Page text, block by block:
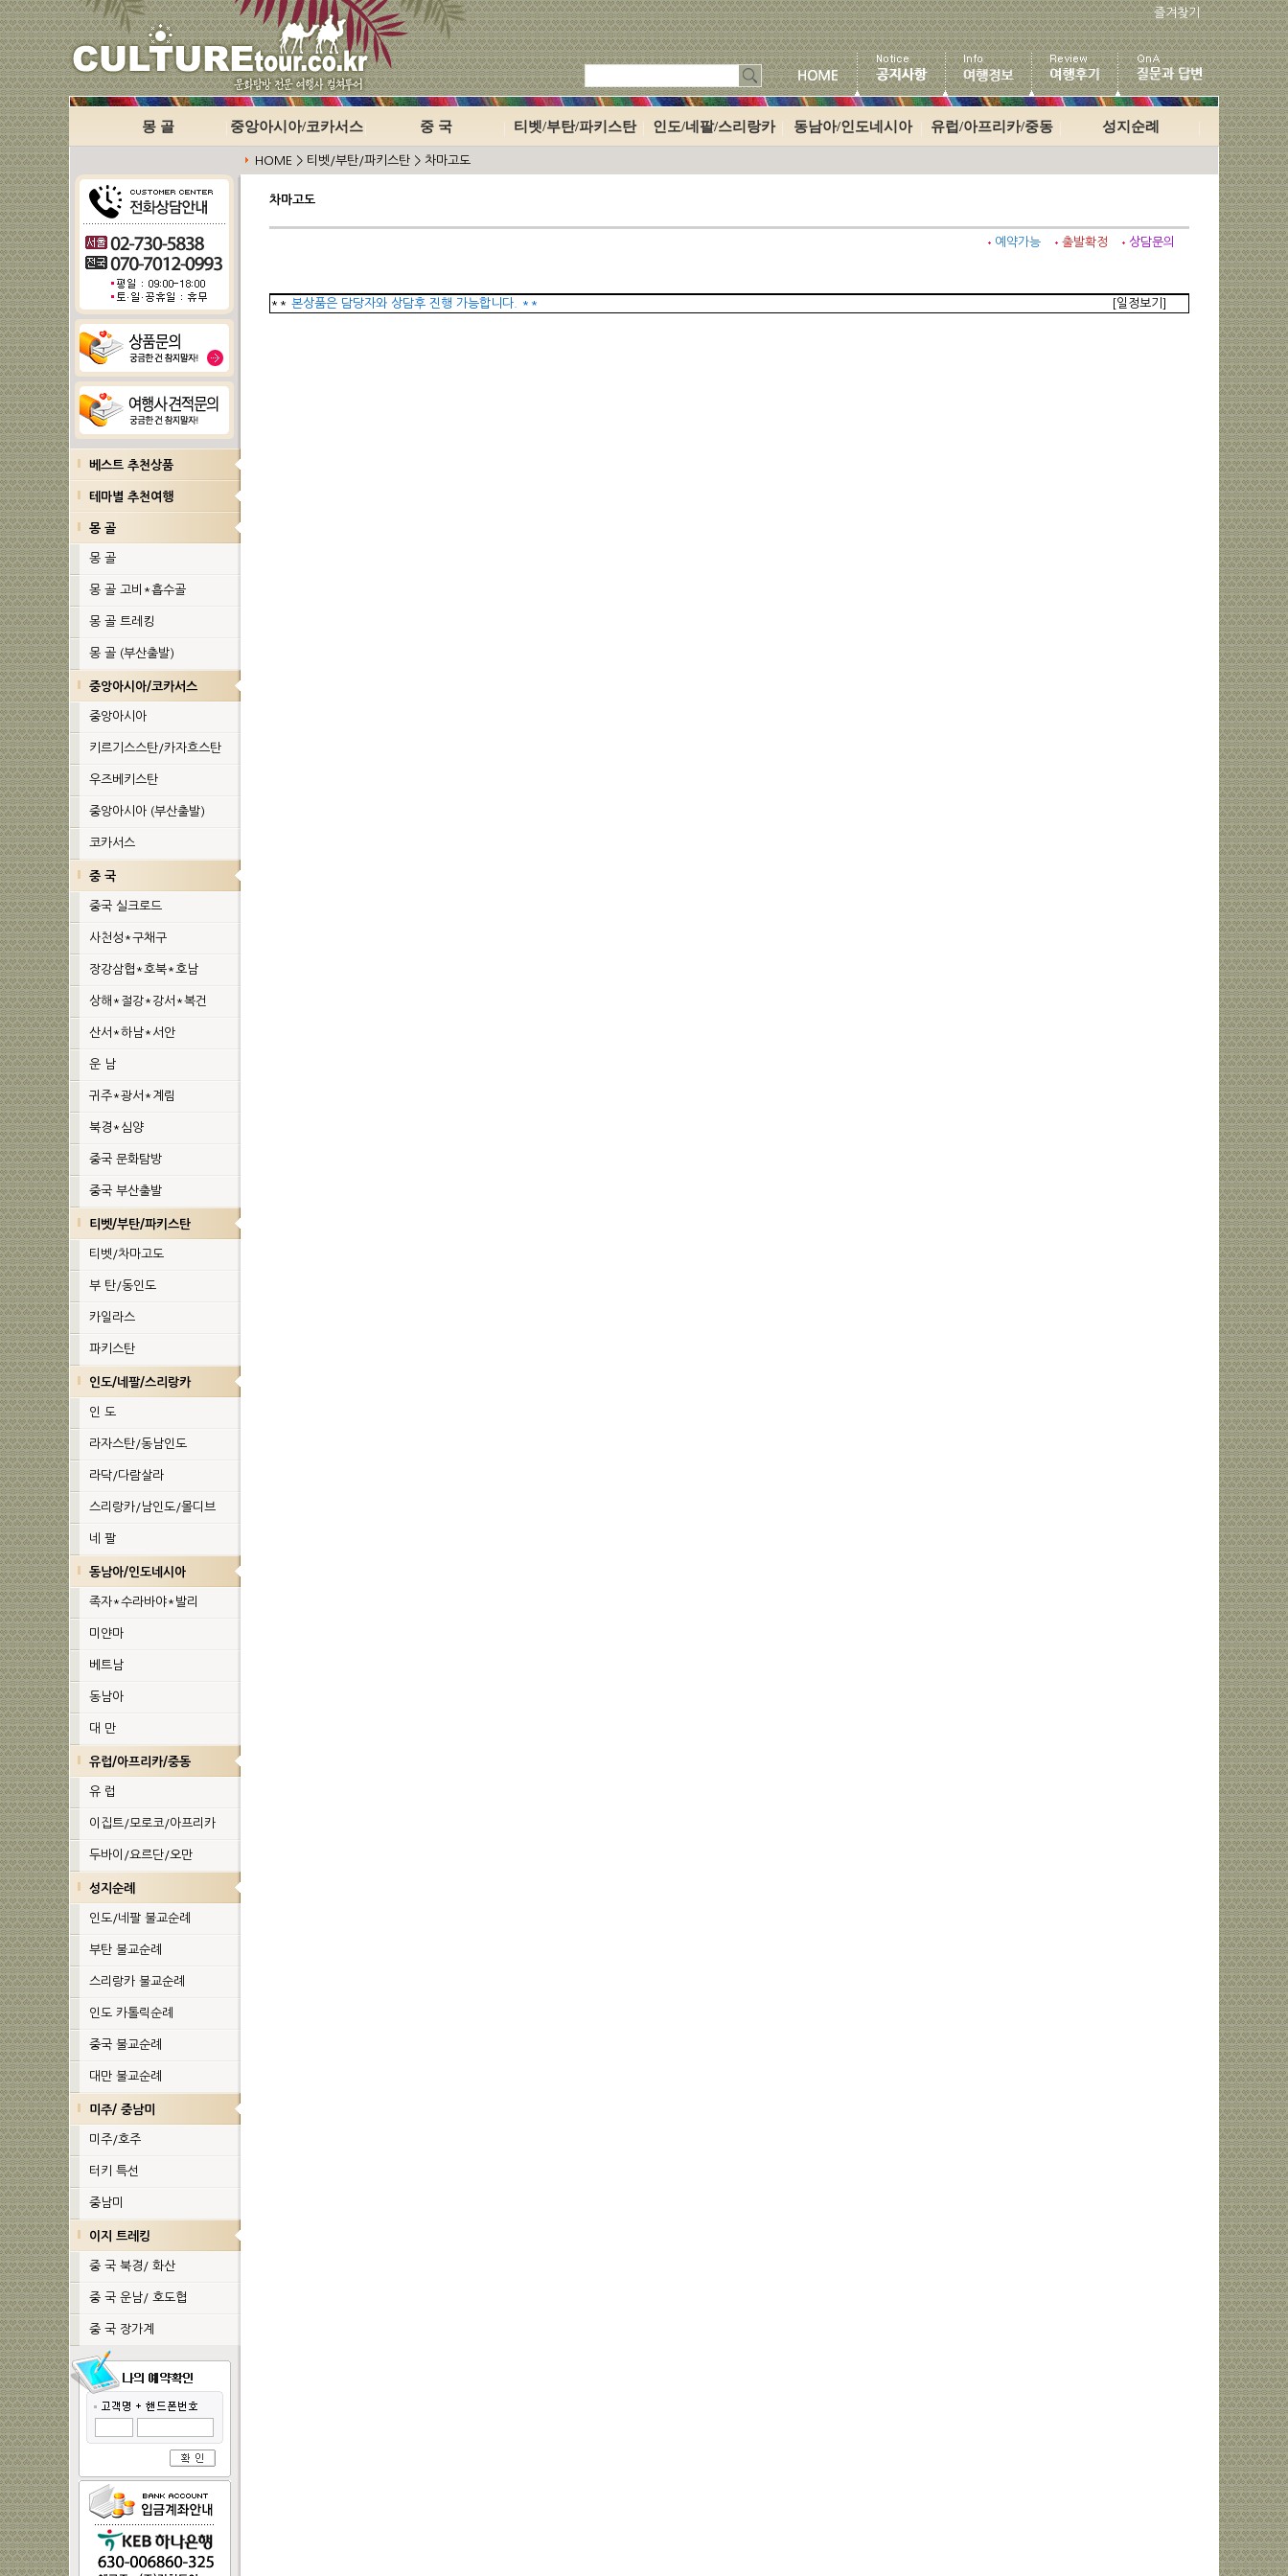
즐겨찾기
몽 골 중앙아시아/코카서스 중 국 티벳/부탄/파키스탄 인도/네팔/스리랑카 동남아/인도네시아 유럽/아프리카/중동 성지순례
HOME > 티벳/부탄/파키스탄 > 차마고도
베스트 추천상품
테마별 추천여행
몽 골
몽 골
몽 골 고비*흡수골
몽 골 트레킹
몽 골 (부산출발)
중앙아시아/코카서스
중앙아시아
키르기스스탄/카자흐스탄
우즈베키스탄
중앙아시아 (부산출발)
코카서스
중 국
중국 실크로드
사천성*구채구
장강삼협*호북*호남
상해*절강*강서*복건
산서*하남*서안
운 남
귀주*광서*계림
북경*심양
중국 문화탐방
중국 부산출발
티벳/부탄/파키스탄
티벳/차마고도
부 탄/동인도
카일라스
파키스탄
인도/네팔/스리랑카
인 도
라자스탄/동남인도
라닥/다람살라
스리랑카/남인도/몰디브
네 팔
동남아/인도네시아
족자*수라바야*발리
미얀마
베트남
동남아
대 만
유럽/아프리카/중동
유 럽
이집트/모로코/아프리카
두바이/요르단/오만
성지순례
인도/네팔 불교순례
부탄 불교순례
스리랑카 불교순례
인도 카톨릭순례
중국 불교순례
대만 불교순례
미주/ 중남미
미주/호주
터키 특선
중남미
이지 트레킹
중 국 북경/ 화산
중 국 운남/ 호도협
중 국 장가계
차마고도
예약가능 출발확정 상담문의
** 본상품은 담당자와 상담후 진행 가능합니다. ** [일정보기]